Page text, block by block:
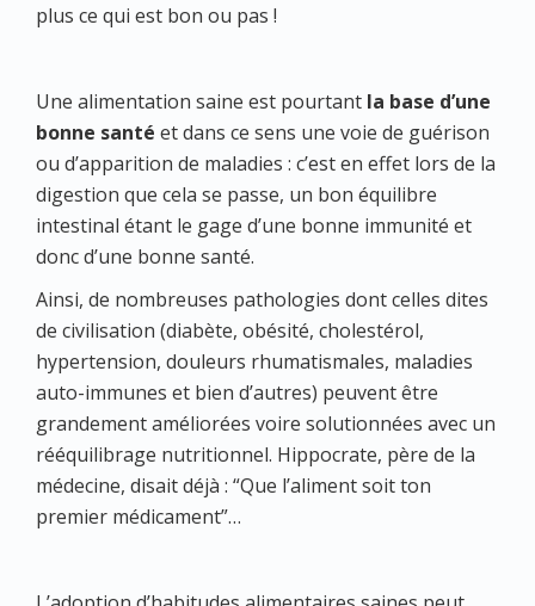
plus ce qui est bon ou pas !
Une alimentation saine est pourtant la base d’une
bonne santé et dans ce sens une voie de guérison
ou d’apparition de maladies : c’est en effet lors de la
digestion que cela se passe, un bon équilibre
intestinal étant le gage d’une bonne immunité et
donc d’une bonne santé.
Ainsi, de nombreuses pathologies dont celles dites
de civilisation (diabète, obésité, cholestérol,
hypertension, douleurs rhumatismales, maladies
auto-immunes et bien d’autres) peuvent être
grandement améliorées voire solutionnées avec un
rééquilibrage nutritionnel. Hippocrate, père de la
médecine, disait déjà : “Que l’aliment soit ton
premier médicament”…